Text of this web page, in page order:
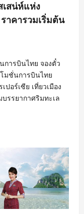
เสน่ห์แห่ง
าคารวมเริ่มต้น
การบินไทย จองตั๋ว
มชั่นการบินไทย
อร์เซีย เที่ยวเมือง
รรยากาศริมทะเล